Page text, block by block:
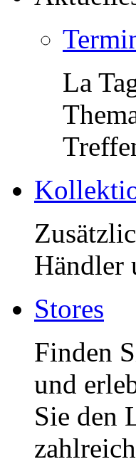
La
Händler
Stores
Finden
und
Sie den